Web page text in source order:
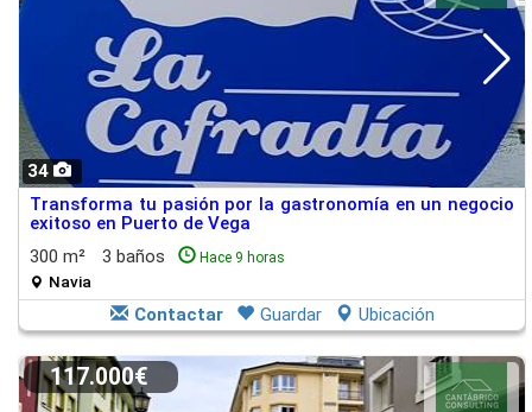
34
Transforma tu pasión por la gastronomía en un negocio
exitoso en Puerto de Vega
300 m²
3 baños Hace 9 horas
Navia
Contactar Guardar Ubicación
117.000€